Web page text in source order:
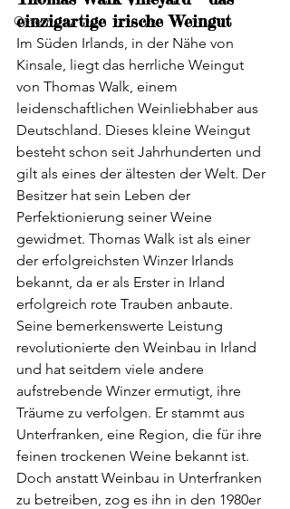
Ostern
einzigartige irische Weingut
Im Süden Irlands, in der Nähe von
Kinsale, liegt das herrliche Weingut
von Thomas Walk, einem
leidenschaftlichen Weinliebhaber aus
Deutschland. Dieses kleine Weingut
besteht schon seit Jahrhunderten und
gilt als eines der ältesten der Welt. Der
Besitzer hat sein Leben der
Perfektionierung seiner Weine
gewidmet. Thomas Walk ist als einer
der erfolgreichsten Winzer Irlands
bekannt, da er als Erster in Irland
erfolgreich rote Trauben anbaute.
Seine bemerkenswerte Leistung
revolutionierte den Weinbau in Irland
und hat seitdem viele andere
aufstrebende Winzer ermutigt, ihre
Träume zu verfolgen. Er stammt aus
Unterfranken, eine Region, die für ihre
feinen trockenen Weine bekannt ist.
Doch anstatt Weinbau in Unterfranken
zu betreiben, zog es ihn in den 1980er